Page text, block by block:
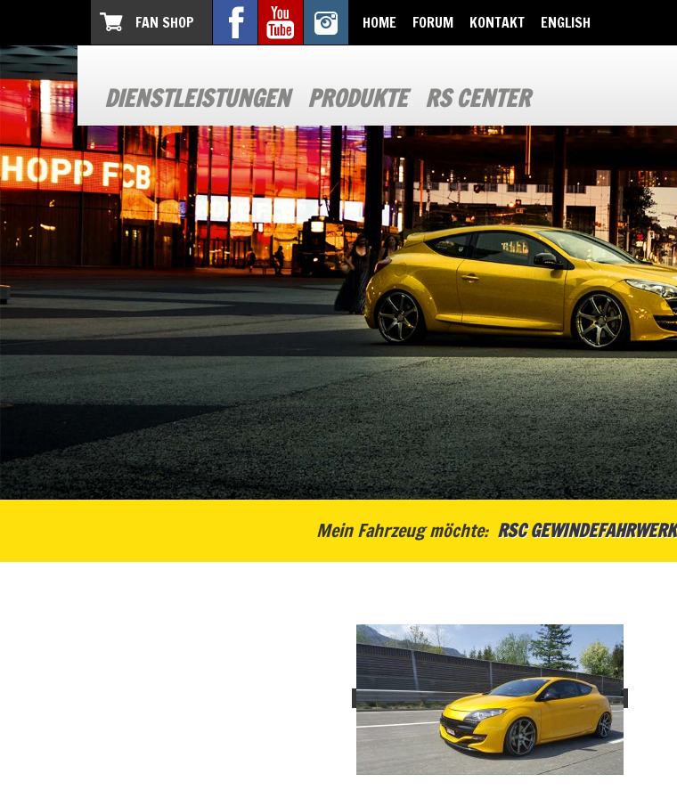
FAN SHOP HOME FORUM KONTAKT ENGLISH
DIENSTLEISTUNGEN PRODUKTE RS CENTER
Mein Fahrzeug möchte: RSC GEWINDEFAHRWERK